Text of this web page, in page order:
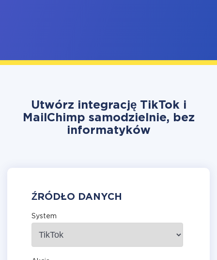
Utwórz integrację TikTok i
MailChimp samodzielnie, bez
informatyków
ŹRÓDŁO DANYCH
System